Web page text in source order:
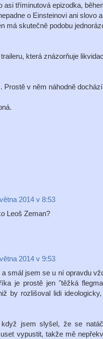
asi tříminutová epizodka,
o Einsteinovi ani slovo
má skutečně podobu
která znázorňuje
Prostě v něm náhodně
2014 v 8:53
Leoš Zeman?
2014 v 9:53
a smál jsem se u ní opravdu
je prostě jen "těžká
by rozlišoval lidi
když jsem slyšel, že se
vypustit, takže mě